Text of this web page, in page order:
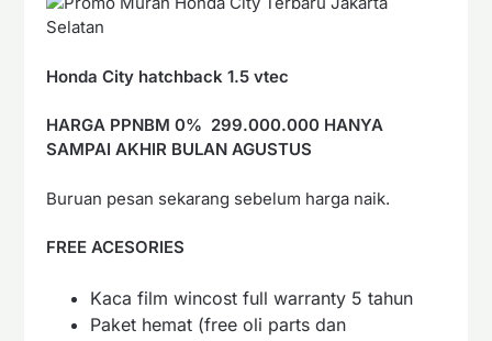
Honda City hatchback 1.5 vtec
HARGA PPNBM 0% 299.000.000 HANYA
SAMPAI AKHIR BULAN AGUSTUS
Buruan pesan sekarang sebelum harga naik.
FREE ACESORIES
Kaca film wincost full warranty 5 tahun
Paket hemat (free oli parts dan